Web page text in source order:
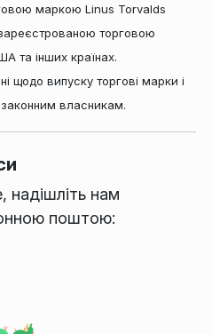
маркою Linus Torvalds
торговою
та інших країнах.
щодо випуску торгові марки і
законним власникам.
надішліть нам
поштою: